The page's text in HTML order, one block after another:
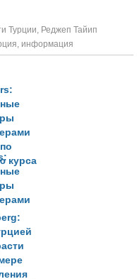
Турции, Реджеп Тайип
, информация
курса